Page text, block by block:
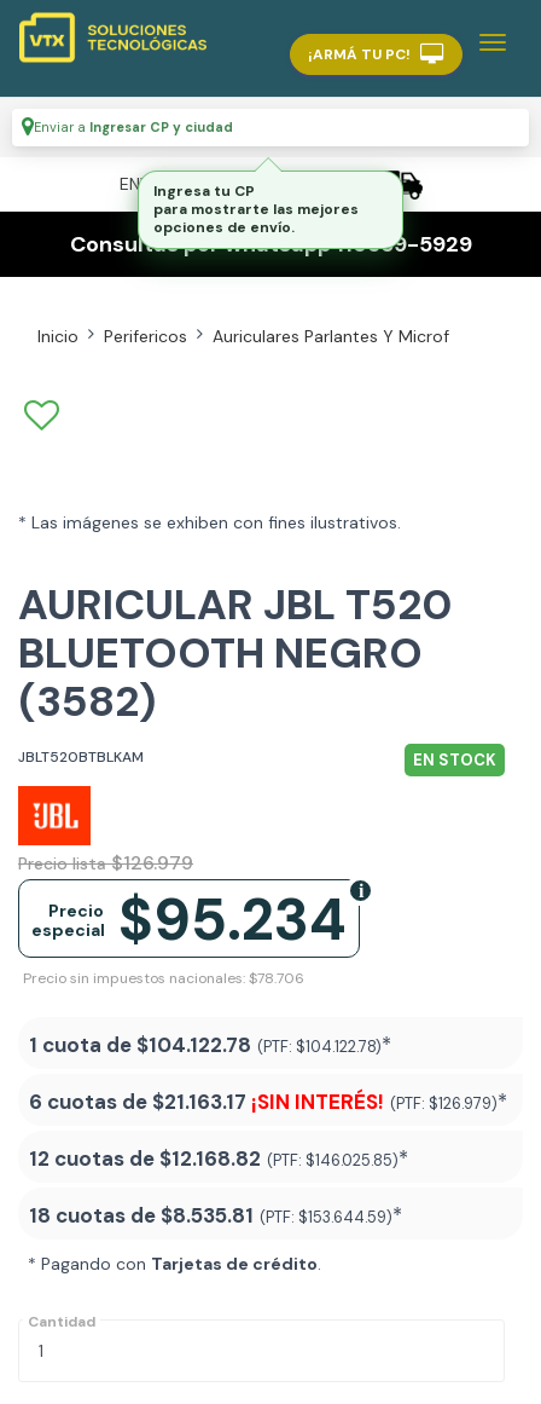
¡ARMÁ TU PC!
Enviar a Ingresar CP y ciudad
ENVÍO GRATIS A TODO EL PAÍS
Consultas por whatsapp 116559-5929
Inicio Perifericos Auriculares Parlantes Y Microf
* Las imágenes se exhiben con fines ilustrativos.
AURICULAR JBL T520
BLUETOOTH NEGRO
(3582)
JBLT520BTBLKAM EN STOCK
Precio lista $126.979
$95.234
Precio
especial
Precio sin impuestos nacionales: $78.706
1 cuota de $104.122.78 (PTF: $104.122.78)*
6 cuotas de $21.163.17 ¡SIN INTERÉS! (PTF: $126.979)*
12 cuotas de $12.168.82 (PTF: $146.025.85)*
18 cuotas de $8.535.81 (PTF: $153.644.59)*
* Pagando con Tarjetas de crédito.
Cantidad
Ingresa tu CP
para mostrarte las mejores
opciones de envío.